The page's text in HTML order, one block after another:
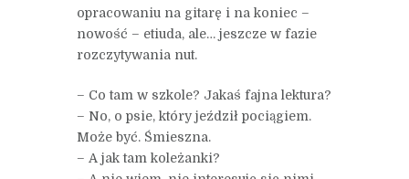
opracowaniu na gitarę i na koniec –
nowość – etiuda, ale… jeszcze w fazie
rozczytywania nut.
– Co tam w szkole? Jakaś fajna lektura?
– No, o psie, który jeździł pociągiem.
Może być. Śmieszna.
– A jak tam koleżanki?